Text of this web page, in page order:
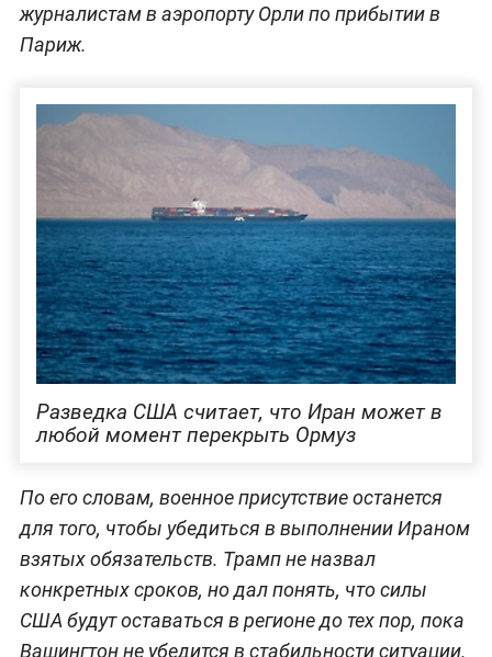
журналистам в аэропорту Орли по прибытии в
Париж.
Разведка США считает, что Иран может в
любой момент перекрыть Ормуз
По его словам, военное присутствие останется
для того, чтобы убедиться в выполнении Ираном
взятых обязательств. Трамп не назвал
конкретных сроков, но дал понять, что силы
США будут оставаться в регионе до тех пор, пока
Вашингтон не убедится в стабильности ситуации.